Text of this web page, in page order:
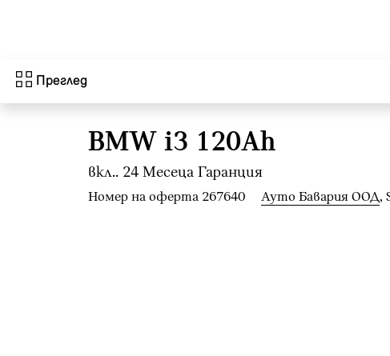
Преглед
BMW i3 120Ah
вкл.. 24 Mесеца Гаранция
Номер на оферта 267640 Ауто Бавария ООД,